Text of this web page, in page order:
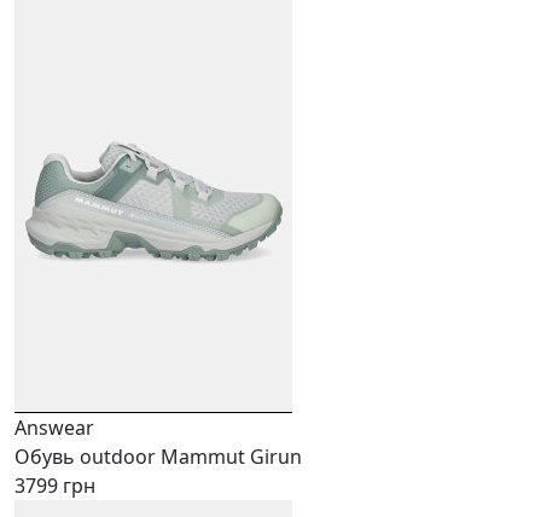
Answear
Обувь outdoor Mammut Girun
3799 грн